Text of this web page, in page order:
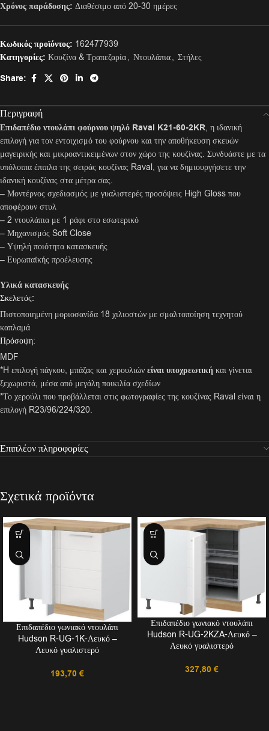
Χρόνος παράδοσης: Διαθέσιμο από 20-30 ημέρες
Κωδικός προϊόντος: 162477939
Κατηγορίες: Κουζίνα & Τραπεζαρία, Ντουλάπια, Στήλες
Share:
Περιγραφή
Επιδαπέδιο ντουλάπι φούρνου ψηλό Raval K21-60-2KR, η ιδανική
επιλογή για τον εντοιχισμό του φούρνου και την αποθήκευση σκευών
μαγειρικής και μικροαντικειμένων στον χώρο της κουζίνας. Συνδυάστε με τα
υπόλοιπα έπιπλα της σειράς κουζίνας Raval, για να δημιουργήσετε την
ιδανική κουζίνας στα μέτρα σας.
– Μοντέρνος σχεδιασμός με γυαλιστερές προσόψεις High Gloss που
αποφέρουν στυλ
– 2 ντουλάπια με 1 ράφι στο εσωτερικό
– Μηχανισμός Soft Close
– Υψηλή ποιότητα κατασκευής
– Ευρωπαϊκής προέλευσης
Υλικά κατασκευής
Σκελετός:
Πιστοποιημένη μοριοσανίδα 18 χιλιοστών με σμαλτοποίηση τεχνητού
καπλαμά
Πρόσοψη:
MDF
*H επιλογή πάγκου, μπάζας και χερουλιών είναι υποχρεωτική και γίνεται
ξεχωριστά, μέσα από μεγάλη ποικιλία σχεδίων
*Το χερούλι που προβάλλεται στις φωτογραφίες της κουζίνας Raval είναι η
επιλογή R23/96/224/320.
Επιπλέον πληροφορίες
Σχετικά προϊόντα
Επιδαπέδιο γωνιακό ντουλάπι
Hudson R-UG-1K-Λευκό –
Λευκό γυαλιστερό
193,70 €
Επιδαπέδιο γωνιακό ντουλάπι
Hudson R-UG-2KZA-Λευκό –
Λευκό γυαλιστερό
327,80 €